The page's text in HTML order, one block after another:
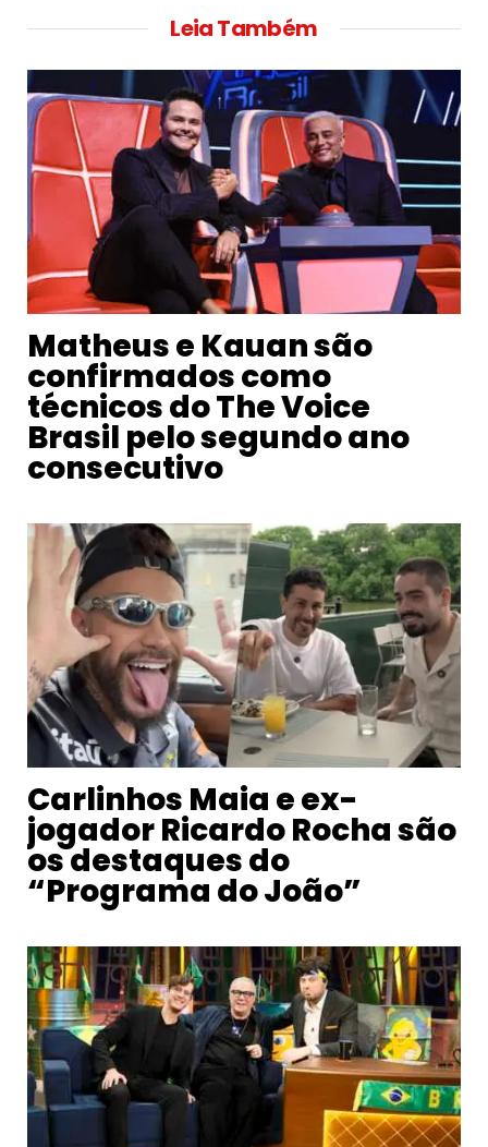
Leia Também
Matheus e Kauan são
confirmados como
técnicos do The Voice
Brasil pelo segundo ano
consecutivo
Carlinhos Maia e ex-
jogador Ricardo Rocha são
os destaques do
“Programa do João”